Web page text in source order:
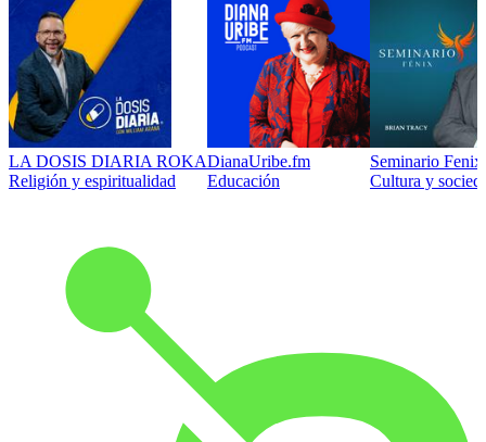
LA DOSIS DIARIA ROKA
Religión y espiritualidad
DianaUribe.fm
Educación
Seminario
Cultura y